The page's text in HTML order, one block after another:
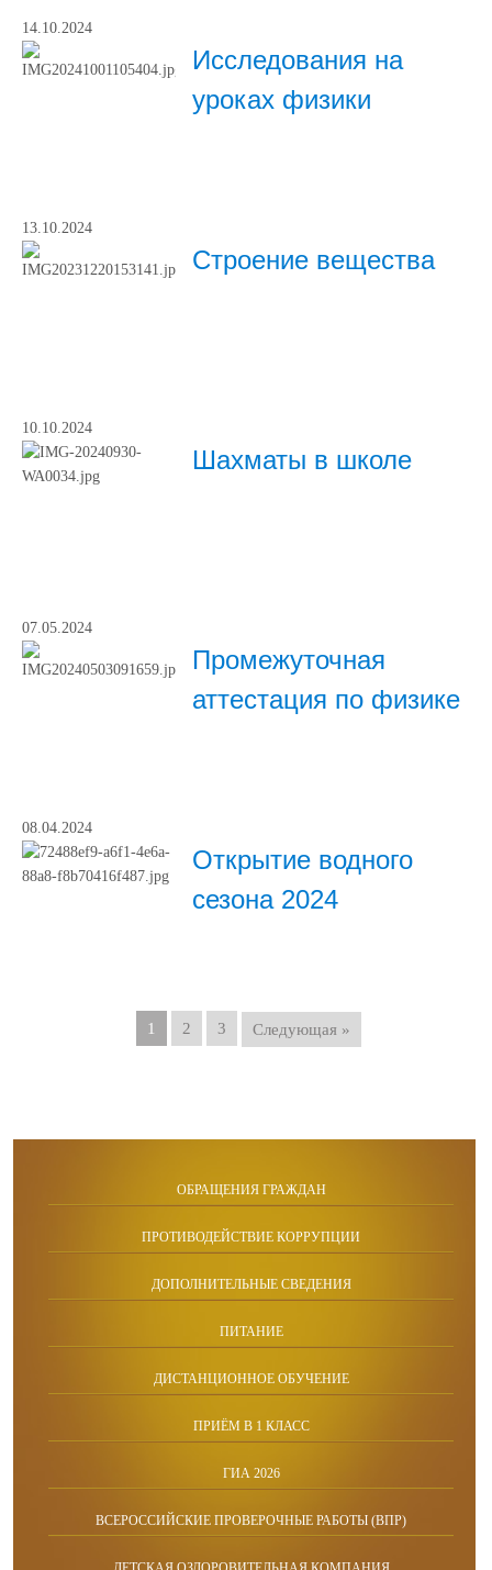
14.10.2024
Исследования на
уроках физики
13.10.2024
Строение вещества
10.10.2024
Шахматы в школе
07.05.2024
Промежуточная
аттестация по физике
08.04.2024
Открытие водного
сезона 2024
1 2 3 Следующая »
ОБРАЩЕНИЯ ГРАЖДАН
ПРОТИВОДЕЙСТВИЕ КОРРУПЦИИ
ДОПОЛНИТЕЛЬНЫЕ СВЕДЕНИЯ
ПИТАНИЕ
ДИСТАНЦИОННОЕ ОБУЧЕНИЕ
ПРИЁМ В 1 КЛАСС
ГИА 2026
ВСЕРОССИЙСКИЕ ПРОВЕРОЧНЫЕ РАБОТЫ (ВПР)